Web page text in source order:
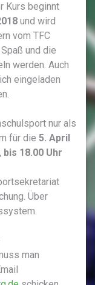
Kurs beginnt
und wird
vom TFC
und die
werden. Auch
eingeladen
nur als
für die 5. April
bis 18.00 Uhr
Über
man